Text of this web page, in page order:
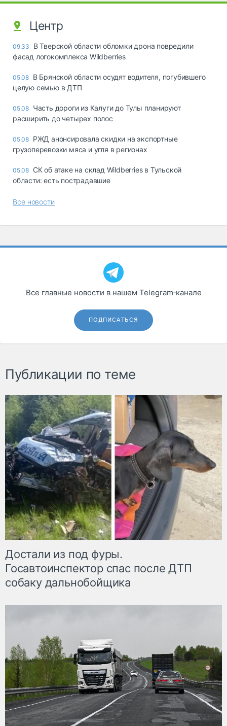
Центр
09:33
В Тверской области обломки дрона повредили
фасад логокомплекса Wildberries
05.08 В Брянской области осудят водителя, погубившего
целую семью в ДТП
05.08 Часть дороги из Калуги до Тулы планируют
расширить до четырех полос
05.08 РЖД анонсировала скидки на экспортные
грузоперевозки мяса и угля в регионах
05.08 СК об атаке на склад Wildberries в Тульской
области: есть пострадавшие
Все новости
Все главные новости в нашем Telegram‑канале
ПОДПИСАТЬСЯ
Публикации по теме
Достали из под фуры.
Госавтоинспектор спас после ДТП
собаку дальнобойщика